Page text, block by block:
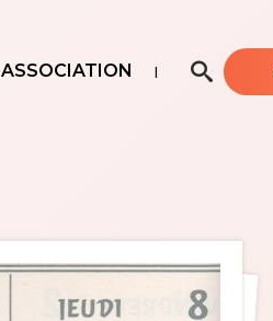
ASSOCIATION Recherche avancée…